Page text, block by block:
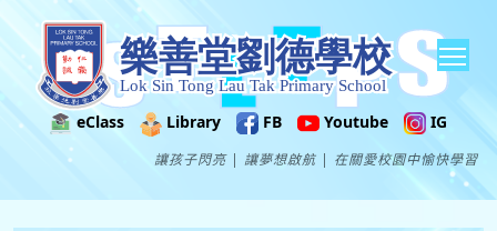
eClass Library FB Youtube IG
讓孩子閃亮 | 讓夢想啟航 | 在關愛校園中愉快學習